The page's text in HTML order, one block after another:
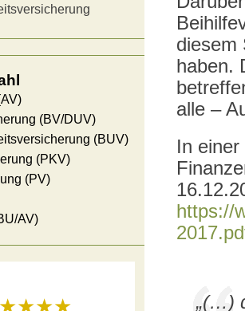
diesem
haben.
alle –
In
https://
„(…)
(BV/DUV)
(BUV)
(PKV)
(PV)
AV)